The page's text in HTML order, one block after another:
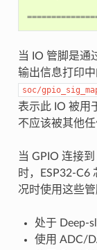
当 IO 管脚是通
输出信息打印
soc/
表示此 IO 被用
不应该被其他
当 GPIO 连接
时，ESP32-C6
况时使用这些管
处于 Deep-
使用 ADC/